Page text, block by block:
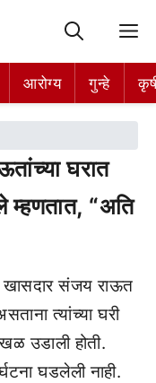
आरोग्य गुन्हे
घरात
म्हणतात, “अति
संजय राऊत
त्यांच्या घरी
उडाली होती.
घडलेली नाही.